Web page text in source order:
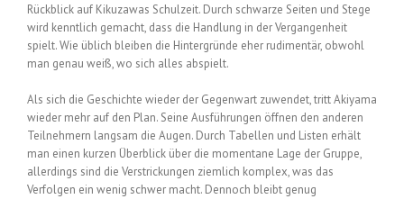
Rückblick auf Kikuzawas Schulzeit. Durch schwarze Seiten und Stege
wird kenntlich gemacht, dass die Handlung in der Vergangenheit
spielt. Wie üblich bleiben die Hintergründe eher rudimentär, obwohl
man genau weiß, wo sich alles abspielt.
Als sich die Geschichte wieder der Gegenwart zuwendet, tritt Akiyama
wieder mehr auf den Plan. Seine Ausführungen öffnen den anderen
Teilnehmern langsam die Augen. Durch Tabellen und Listen erhält
man einen kurzen Überblick über die momentane Lage der Gruppe,
allerdings sind die Verstrickungen ziemlich komplex, was das
Verfolgen ein wenig schwer macht. Dennoch bleibt genug